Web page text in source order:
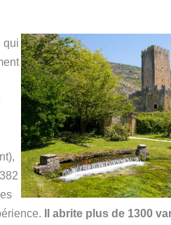
qui
Il abrite plus de 1300